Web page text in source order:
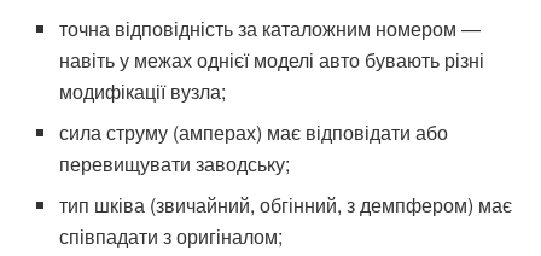
точна відповідність за каталожним номером —
навіть у межах однієї моделі авто бувають різні
модифікації вузла;
сила струму (амперах) має відповідати або
перевищувати заводську;
тип шківа (звичайний, обгінний, з демпфером) має
співпадати з оригіналом;